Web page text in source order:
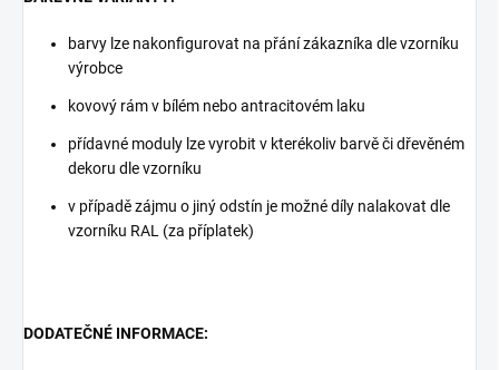
barvy lze nakonfigurovat na přání zákazníka dle vzorníku
výrobce
kovový rám v bílém nebo antracitovém laku
přídavné moduly lze vyrobit v kterékoliv barvě či dřevěném
dekoru dle vzorníku
v případě zájmu o jiný odstín je možné díly nalakovat dle
vzorníku RAL (za příplatek)
DODATEČNÉ INFORMACE: